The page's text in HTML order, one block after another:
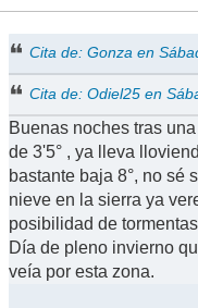
Cita de: Gonza en
Cita de: Odiel25 en
Buenas noches tras
de 3'5° , ya lleva
bastante baja 8°, no sé
nieve en la sierra ya
posibilidad de
Día de pleno invierno
veía por esta zona.